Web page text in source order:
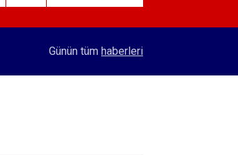
'Konya’da taşınması istenirken iş
Günün tüm haberleri